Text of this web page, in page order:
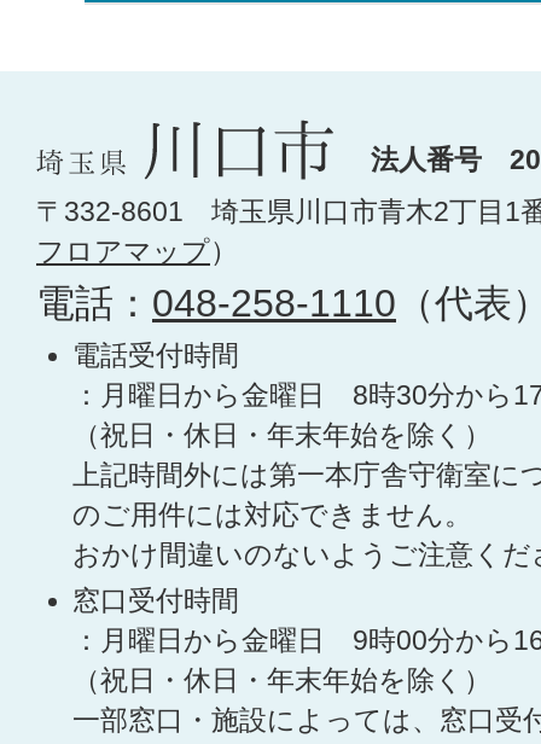
法人番号
〒332-8601 埼玉県川口市青木2丁目1
フロアマップ）
電話： 048-258-1110 （代表
電話受付時間
：月曜日から金曜日 8時30分から
（祝日・休日・年末年始を除く）
上記時間外には第一本庁舎守衛室に
のご用件には対応できません。
おかけ間違いのないようご注意くだ
窓口受付時間
：月曜日から金曜日 9時00分から
（祝日・休日・年末年始を除く）
一部窓口・施設によっては、窓口受